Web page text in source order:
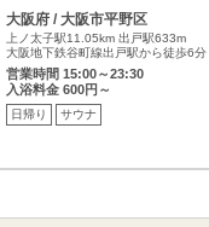
大阪府 / 大阪市平野区
上ノ太子駅11.05km 出戸駅633m
大阪地下鉄谷町線出戸駅から徒歩6分
営業時間 15:00～23:30
入浴料金 600円～
日帰り サウナ